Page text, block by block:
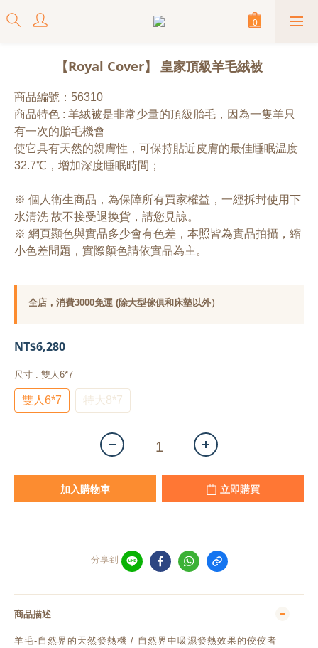
【Royal Cover】 皇家頂級羊毛絨被
商品編號：56310
商品特色 : 羊絨被是非常少量的頂級胎毛，因為一隻羊只
有一次的胎毛機會
使它具有天然的親膚性，可保持貼近皮膚的最佳睡眠温度
32.7℃，增加深度睡眠時間；
※ 個人衛生商品，為保障所有買家權益，一經拆封使用下
水清洗 故不接受退換貨，請您見諒。
※ 網頁顯色與實品多少會有色差，本照皆為實品拍攝，縮
小色差問題，實際顏色請依實品為主。
全店，消費3000免運 (除大型傢俱和床墊以外）
NT$6,280
尺寸 : 雙人6*7
雙人6*7 特大8*7
加入購物車 立即購買
分享到
商品描述
羊毛-自然界的天然發熱機 / 自然界中吸濕發熱效果的佼佼者